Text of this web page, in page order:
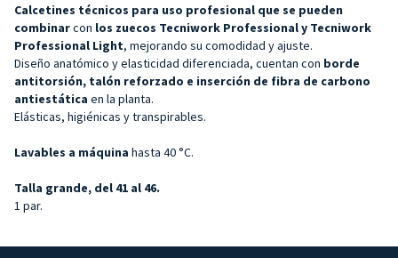
Calcetines técnicos para uso profesional que se pueden
combinarcon los zuecos Tecniwork Professional y Tecniwork
Professional Light, mejorando su comodidad y ajuste.
Diseño anatómico y elasticidad diferenciada, cuentan con borde
antitorsión, talón reforzado e inserción de fibra de carbono
antiestática en la planta.
Elásticas, higiénicas y transpirables.
Lavables a máquina hasta 40 °C.
Talla grande, del 41 al 46.
1 par.